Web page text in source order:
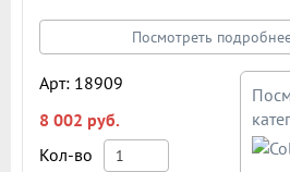
Посмотреть
Арт: 18909
8 002 руб.
Кол-во